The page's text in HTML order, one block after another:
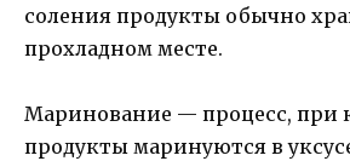
соления продукты обычно
прохладном месте.
Маринование — процесс, при
продукты маринуются в